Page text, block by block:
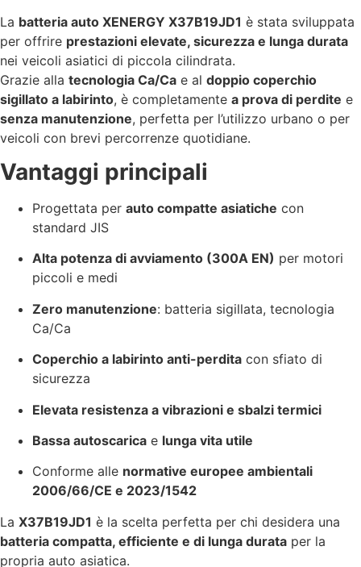
La batteria auto XENERGY X37B19JD1 è stata sviluppata
per offrire prestazioni elevate, sicurezza e lunga durata
nei veicoli asiatici di piccola cilindrata.
Grazie alla tecnologia Ca/Ca e al doppio coperchio
sigillato a labirinto, è completamente a prova di perdite e
senza manutenzione, perfetta per l’utilizzo urbano o per
veicoli con brevi percorrenze quotidiane.
Vantaggi principali
Progettata per auto compatte asiatiche con
standard JIS
Alta potenza di avviamento (300A EN) per motori
piccoli e medi
Zero manutenzione: batteria sigillata, tecnologia
Ca/Ca
Coperchio a labirinto anti-perdita con sfiato di
sicurezza
Elevata resistenza a vibrazioni e sbalzi termici
Bassa autoscarica e lunga vita utile
Conforme alle normative europee ambientali
2006/66/CE e 2023/1542
La X37B19JD1 è la scelta perfetta per chi desidera una
batteria compatta, efficiente e di lunga durata per la
propria auto asiatica.